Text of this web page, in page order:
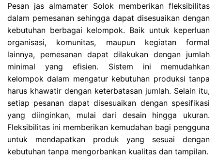
Pesan jas almamater Solok memberikan fleksibilitas
dalam pemesanan sehingga dapat disesuaikan dengan
kebutuhan berbagai kelompok. Baik untuk keperluan
organisasi, komunitas, maupun kegiatan formal
lainnya, pemesanan dapat dilakukan dengan jumlah
minimal yang efisien. Sistem ini memudahkan
kelompok dalam mengatur kebutuhan produksi tanpa
harus khawatir dengan keterbatasan jumlah. Selain itu,
setiap pesanan dapat disesuaikan dengan spesifikasi
yang diinginkan, mulai dari desain hingga ukuran.
Fleksibilitas ini memberikan kemudahan bagi pengguna
untuk mendapatkan produk yang sesuai dengan
kebutuhan tanpa mengorbankan kualitas dan tampilan.